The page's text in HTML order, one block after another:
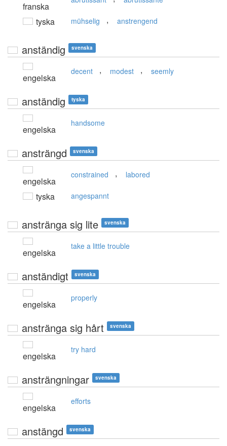
franska
tyska mühselig , anstrengend
anständig svenska
engelska
decent , modest , seemly
anständig tyska
engelska
handsome
ansträngd svenska
engelska
constrained , labored
tyska angespannt
anstränga sig lite svenska
engelska
take a little trouble
anständigt svenska
engelska
properly
anstränga sig hårt svenska
engelska
try hard
ansträngningar svenska
engelska
efforts
anstängd svenska